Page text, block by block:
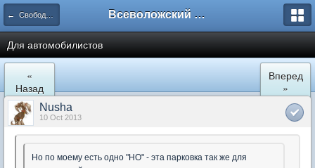
← Свободное общение Всеволожский форум
Для автомобилистов
«
Назад
Вперед
»
Nusha
10 Oct 2013
Но по моему есть одно "НО" - эта парковка так же для